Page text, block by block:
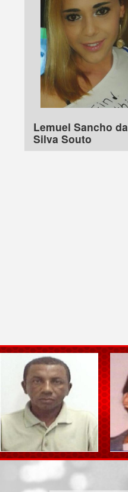
Lemuel Sancho da
Silva Souto